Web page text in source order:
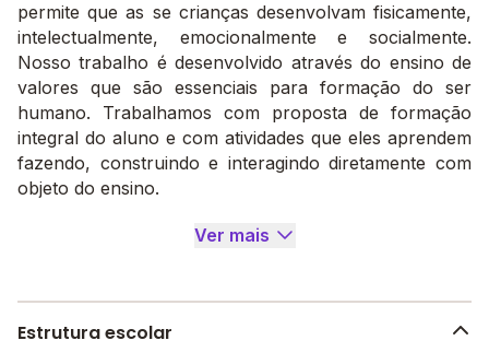
permite que as se crianças desenvolvam fisicamente,
intelectualmente, emocionalmente e socialmente.
Nosso trabalho é desenvolvido através do ensino de
valores que são essenciais para formação do ser
humano. Trabalhamos com proposta de formação
integral do aluno e com atividades que eles aprendem
fazendo, construindo e interagindo diretamente com
objeto do ensino.
Ver mais
Estrutura escolar